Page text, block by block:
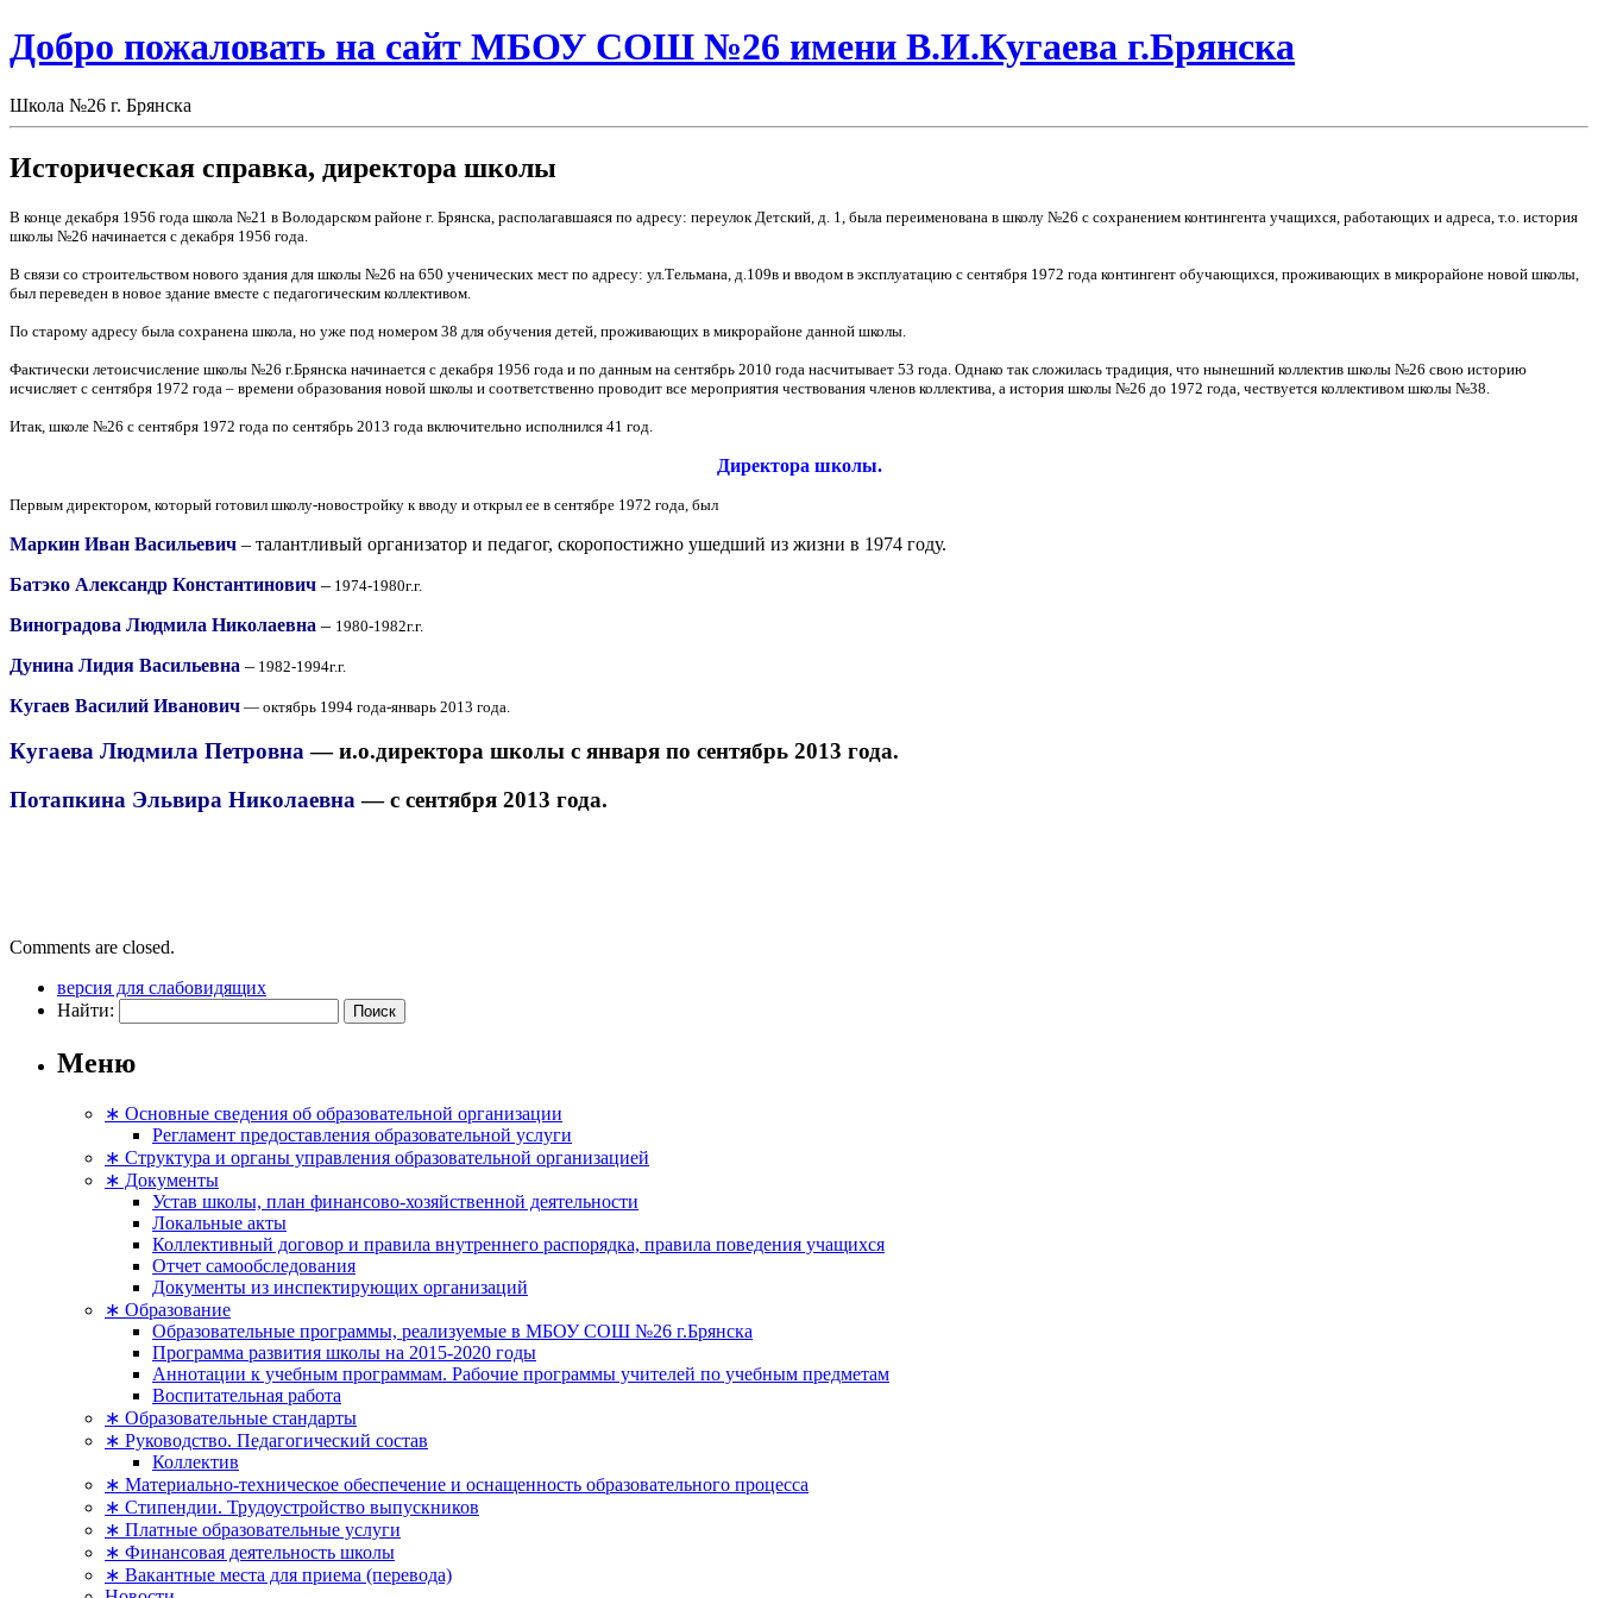
Добро пожаловать на сайт МБОУ СОШ №26 имени В.И.Кугаева г.Брянска
Школа №26 г. Брянска
Историческая справка, директора школы
В конце декабря 1956 года школа №21 в Володарском районе г. Брянска, располагавшаяся по адресу: переулок Детский, д. 1, была переименована в школу №26 с сохранением контингента учащихся, работающих и адреса, т.о. история
школы №26 начинается с декабря 1956 года.
В связи со строительством нового здания для школы №26 на 650 ученических мест по адресу: ул.Тельмана, д.109в и вводом в эксплуатацию с сентября 1972 года контингент обучающихся, проживающих в микрорайоне новой школы,
был переведен в новое здание вместе с педагогическим коллективом.
По старому адресу была сохранена школа, но уже под номером 38 для обучения детей, проживающих в микрорайоне данной школы.
Фактически летоисчисление школы №26 г.Брянска начинается с декабря 1956 года и по данным на сентябрь 2010 года насчитывает 53 года. Однако так сложилась традиция, что нынешний коллектив школы №26 свою историю
исчисляет с сентября 1972 года – времени образования новой школы и соответственно проводит все мероприятия чествования членов коллектива, а история школы №26 до 1972 года, чествуется коллективом школы №38.
Итак, школе №26 с сентября 1972 года по сентябрь 2013 года включительно исполнился 41 год.
Директора школы.
Первым директором, который готовил школу-новостройку к вводу и открыл ее в сентябре 1972 года, был
Маркин Иван Васильевич – талантливый организатор и педагог, скоропостижно ушедший из жизни в 1974 году.
Батэко Александр Константинович – 1974-1980г.г.
Виноградова Людмила Николаевна – 1980-1982г.г.
Дунина Лидия Васильевна – 1982-1994г.г.
Кугаев Василий Иванович — октябрь 1994 года-январь 2013 года.
Кугаева Людмила Петровна— и.о.директора школы с января по сентябрь 2013 года.
Потапкина Эльвира Николаевна — с сентября 2013 года.
Comments are closed.
версия для слабовидящих
Найти:
Меню
∗ Основные сведения об образовательной организации
Регламент предоставления образовательной услуги
∗ Структура и органы управления образовательной организацией
∗ Документы
Устав школы, план финансово-хозяйственной деятельности
Локальные акты
Коллективный договор и правила внутреннего распорядка, правила поведения учащихся
Отчет самообследования
Документы из инспектирующих организаций
∗ Образование
Образовательные программы, реализуемые в МБОУ СОШ №26 г.Брянска
Программа развития школы на 2015-2020 годы
Аннотации к учебным программам. Рабочие программы учителей по учебным предметам
Воспитательная работа
∗ Образовательные стандарты
∗ Руководство. Педагогический состав
Коллектив
∗ Материально-техническое обеспечение и оснащенность образовательного процесса
∗ Стипендии. Трудоустройство выпускников
∗ Платные образовательные услуги
∗ Финансовая деятельность школы
∗ Вакантные места для приема (перевода)